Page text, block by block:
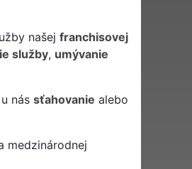
našej franchisovej
služby, umývanie
nás sťahovanie alebo
medzinárodnej